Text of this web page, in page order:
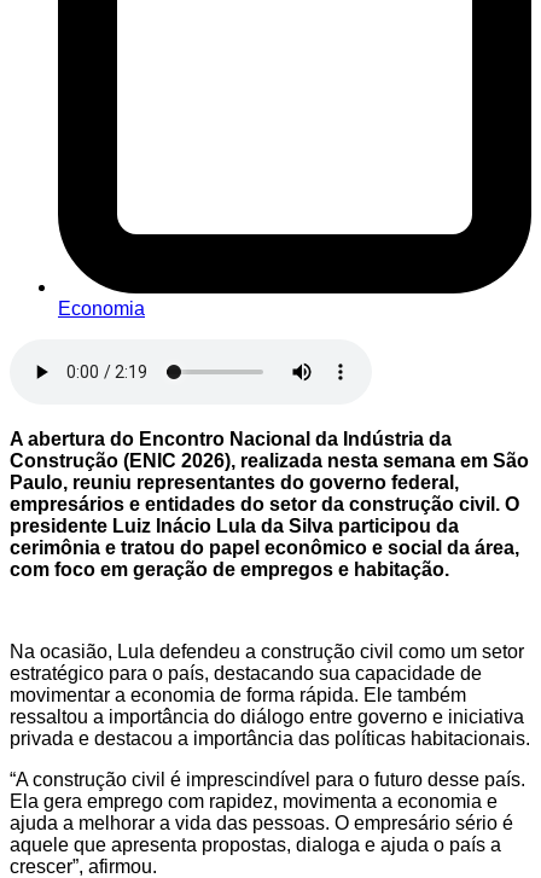
Economia
A abertura do Encontro Nacional da Indústria da
Construção (ENIC 2026), realizada nesta semana em São
Paulo, reuniu representantes do governo federal,
empresários e entidades do setor da construção civil. O
presidente Luiz Inácio Lula da Silva participou da
cerimônia e tratou do papel econômico e social da área,
com foco em geração de empregos e habitação.
Na ocasião, Lula defendeu a construção civil como um setor
estratégico para o país, destacando sua capacidade de
movimentar a economia de forma rápida. Ele também
ressaltou a importância do diálogo entre governo e iniciativa
privada e destacou a importância das políticas habitacionais.
“A construção civil é imprescindível para o futuro desse país.
Ela gera emprego com rapidez, movimenta a economia e
ajuda a melhorar a vida das pessoas. O empresário sério é
aquele que apresenta propostas, dialoga e ajuda o país a
crescer”, afirmou.